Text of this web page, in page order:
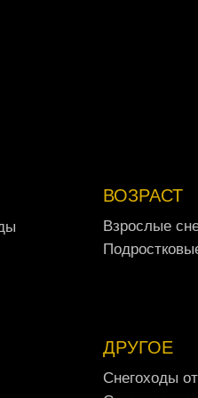
ы
ВОЗРАСТ
Взрослые сн
Взрослые сн
Подростковы
ДРУГОЕ
Снегоходы от
Снегохо ды от